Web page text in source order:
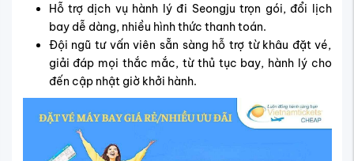
Hỗ trợ dịch vụ hành lý đi Seongju trọn gói, đổi lịch
bay dễ dàng, nhiều hình thức thanh toán.
Đội ngũ tư vấn viên sẵn sàng hỗ trợ từ khâu đặt vé,
giải đáp mọi thắc mắc, từ thủ tục bay, hành lý cho
đến cập nhật giờ khởi hành.